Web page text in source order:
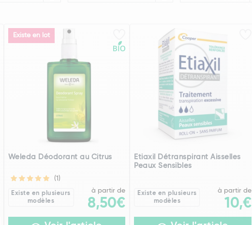
Existe en lot
Weleda Déodorant au Citrus
(1)
Existe en plusieurs
modèles
à partir de
8,50€
Etiaxil Détranspirant Aisselles
Peaux Sensibles
Existe en plusieurs
modèles
à partir de
10,€